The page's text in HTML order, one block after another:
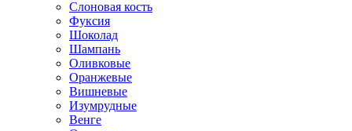
Слоновая кость
Фуксия
Шоколад
Шампань
Оливковые
Оранжевые
Вишневые
Изумрудные
Венге